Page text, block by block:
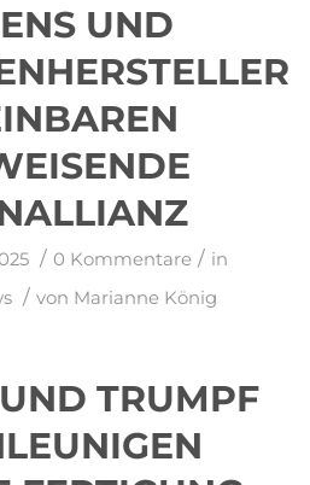
UND
/ 0 Kommentare / in
/ von Marianne König
TRUMPF